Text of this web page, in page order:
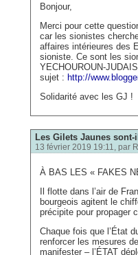
Bonjour,
Merci pour cette
car les sionistes
affaires intérieures des
sioniste. Ce sont les
YECHOUROUN-
sujet : http://
Solidarité avec les GJ !
Les Gilets Jaunes
13 février 2019 19:11, par
À BAS LES « FAKES
Il flotte dans l’air de
bourgeois agitent le
précipite pour propager
Chaque fois que l’État
renforcer les mesures
manifester – l’ÉTAT